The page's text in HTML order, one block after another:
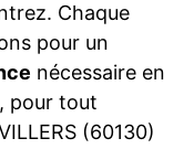
Chaque
pour un
nécessaire en
pour tout
(60130)